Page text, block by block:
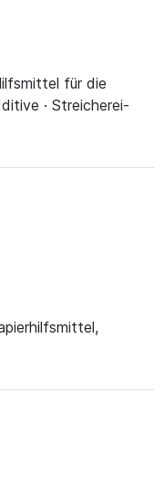
für die
· Streicherei-